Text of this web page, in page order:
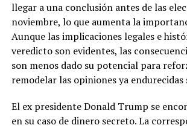
llegar a una conclusión antes de las
noviembre, lo que aumenta la
Aunque las implicaciones legales e
veredicto son evidentes, las
son menos dado su potencial para
remodelar las opiniones ya
El ex presidente Donald Trump se
en su caso de dinero secreto. La